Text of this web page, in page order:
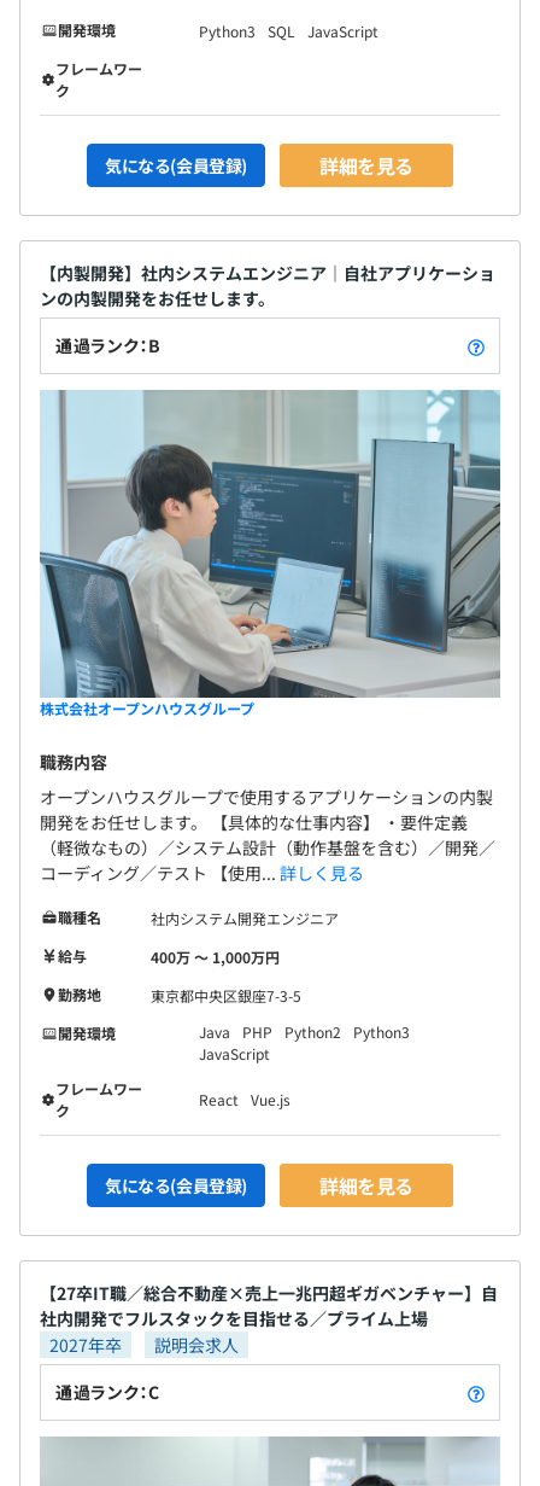
開発環境
Python3 SQL
JavaScript
フレームワー
ク
気になる(会員登録) 詳細を見る
【内製開発】社内システムエンジニア｜自社アプリケーショ
ンの内製開発をお任せします。
通過ランク：B
株式会社オープンハウスグループ
職務内容
オープンハウスグループで使用するアプリケーションの内製
開発をお任せします。 【具体的な仕事内容】 ・要件定義
（軽微なもの）／システム設計（動作基盤を含む）／開発／
コーディング／テスト 【使用... 詳しく見る
職種名
社内システム開発エンジニア
給与
400万 〜 1,000万円
勤務地
東京都中央区銀座7-3-5
開発環境
Java PHP Python2
Python3
JavaScript
フレームワー
ク
React Vue.js
気になる(会員登録) 詳細を見る
【27卒IT職／総合不動産×売上一兆円超ギガベンチャー】自
社内開発でフルスタックを目指せる／プライム上場
2027年卒
説明会求人
通過ランク：C